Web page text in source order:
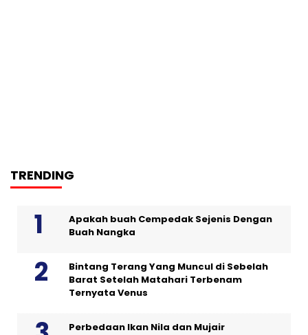
TRENDING
Apakah buah Cempedak Sejenis Dengan
Buah Nangka
Bintang Terang Yang Muncul di Sebelah
Barat Setelah Matahari Terbenam
Ternyata Venus
Perbedaan Ikan Nila dan Mujair